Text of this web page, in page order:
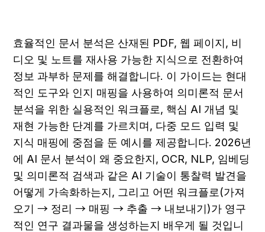
효율적인 문서 분석은 산재된 PDF, 웹 페이지, 비
디오 및 노트를 재사용 가능한 지식으로 전환하여
정보 과부하 문제를 해결합니다. 이 가이드는 현대
적인 도구와 인지 매핑을 사용하여 의미론적 문서
분석을 위한 실용적인 워크플로, 핵심 AI 개념 및
재현 가능한 단계를 가르치며, 다중 모드 입력 및
지식 매핑에 중점을 둔 예시를 제공합니다. 2026년
에 AI 문서 분석이 왜 중요한지, OCR, NLP, 임베딩
및 의미론적 검색과 같은 AI 기술이 통찰력 발견을
어떻게 가속화하는지, 그리고 어떤 워크플로(가져
오기 → 정리 → 매핑 → 추출 → 내보내기)가 영구
적인 연구 결과물을 생성하는지 배우게 될 것입니